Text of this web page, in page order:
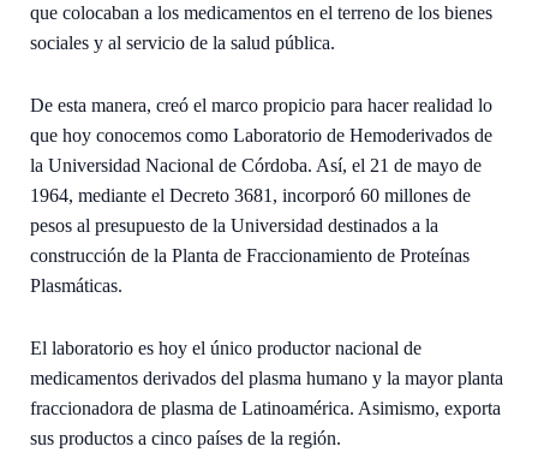
que colocaban a los medicamentos en el terreno de los bienes
sociales y al servicio de la salud pública.
De esta manera, creó el marco propicio para hacer realidad lo
que hoy conocemos como Laboratorio de Hemoderivados de
la Universidad Nacional de Córdoba. Así, el 21 de mayo de
1964, mediante el Decreto 3681, incorporó 60 millones de
pesos al presupuesto de la Universidad destinados a la
construcción de la Planta de Fraccionamiento de Proteínas
Plasmáticas.
El laboratorio es hoy el único productor nacional de
medicamentos derivados del plasma humano y la mayor planta
fraccionadora de plasma de Latinoamérica. Asimismo, exporta
sus productos a cinco países de la región.